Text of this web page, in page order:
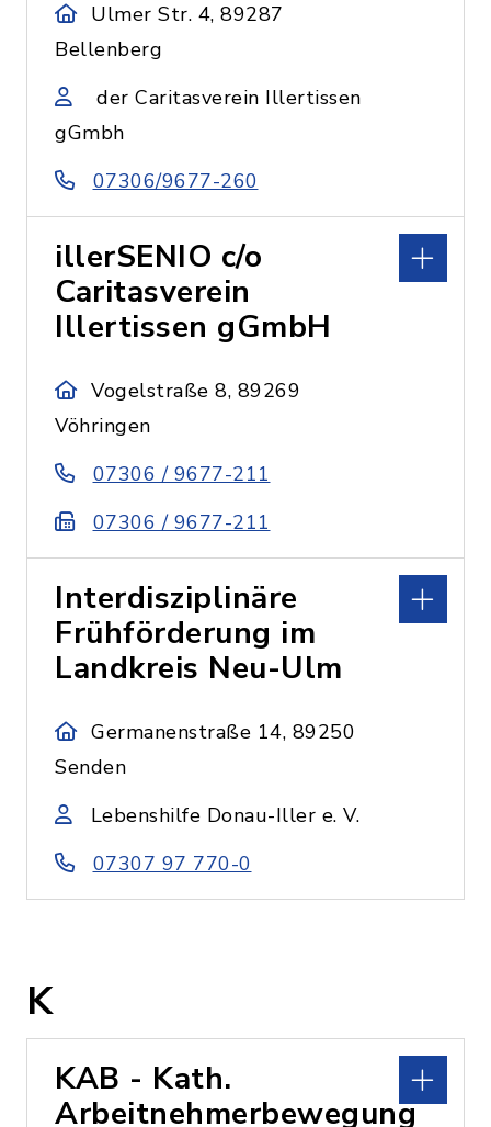
Ulmer Str. 4, 89287
Bellenberg
der Caritasverein Illertissen
gGmbh
07306/9677-260
illerSENIO c/o
Caritasverein
Illertissen gGmbH
Vogelstraße 8, 89269
Vöhringen
07306 / 9677-211
07306 / 9677-211
Interdisziplinäre
Frühförderung im
Landkreis Neu-Ulm
Germanenstraße 14, 89250
Senden
Lebenshilfe Donau-Iller e. V.
07307 97 770-0
K
KAB - Kath.
Arbeitnehmerbewegung